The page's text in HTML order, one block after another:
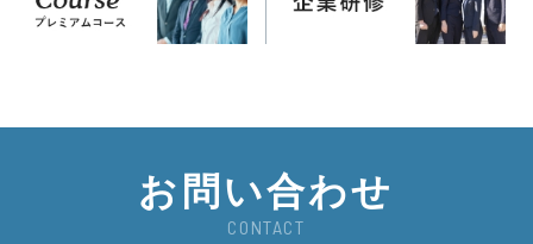
お問い合わせ
CONTACT